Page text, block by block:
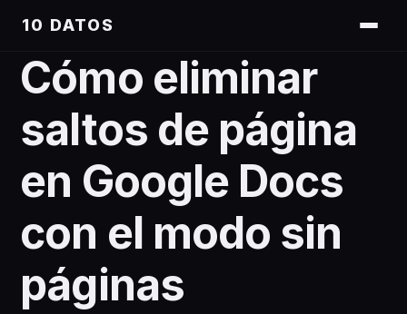
10 DATOS
Cómo eliminar
saltos de página
en Google Docs
con el modo sin
páginas